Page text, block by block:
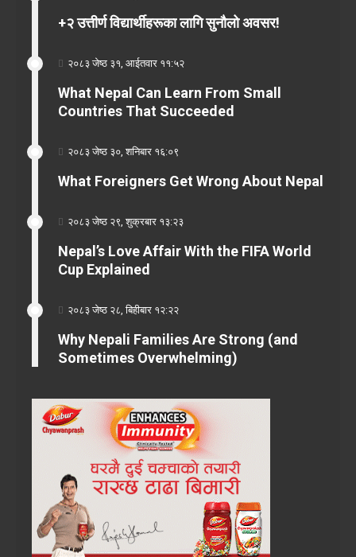
+२ उत्तीर्ण विद्यार्थीहरूका लागि सुनौलो अवसर!
२०८३ जेष्ठ ३१, आईतवार ११:५२
What Nepal Can Learn From Small
Countries That Succeeded
२०८३ जेष्ठ ३०, शनिबार १६:०९
What Foreigners Get Wrong About Nepal
२०८३ जेष्ठ २९, शुक्रबार १३:२३
Nepal’s Love Affair With the FIFA World
Cup Explained
२०८३ जेष्ठ २८, बिहीबार १२:२२
Why Nepali Families Are Strong (and
Sometimes Overwhelming)